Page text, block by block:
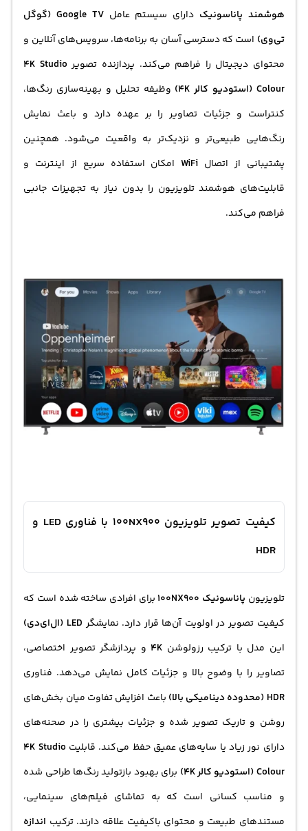
هوشمند پاناسونیک دارای سیستم عامل
Google TV (گوگل
تی‌وی) است که دسترسی آسان به برنامه‌ها، سرویس‌های آنلاین و
محتوای دیجیتال را فراهم می‌کند. پردازنده تصویر 4K Studio
Colour (استودیو کالر 4K)
وظیفه تحلیل و بهینه‌سازی رنگ‌ها،
کنتراست و جزئیات تصاویر را بر عهده دارد و باعث نمایش
رنگ‌هایی طبیعی‌تر و نزدیک‌تر به واقعیت می‌شود. همچنین
پشتیبانی از اتصال WiFiامکان استفاده سریع از اینترنت و
قابلیت‌های هوشمند تلویزیون را بدون نیاز به تجهیزات جانبی
فراهم می‌کند.
کیفیت تصویر تلویزیون 100NX900 با فناوری LED و
HDR
تلویزیون پاناسونیک 100NX900
برای افرادی ساخته شده است که
کیفیت تصویر در اولویت آن‌ها قرار دارد. نمایشگر LED (ال‌ای‌دی)
این مدل با ترکیب رزولوشن 4K و پردازشگر تصویر اختصاصی،
تصاویر را با وضوح بالا و جزئیات کامل نمایش می‌دهد. فناوری
HDR (محدوده دینامیکی بالا)
باعث افزایش تفاوت میان بخش‌های
روشن و تاریک تصویر شده و جزئیات بیشتری را در صحنه‌های
دارای نور زیاد یا سایه‌های عمیق حفظ می‌کند. قابلیت 4K Studio
Colour (استودیو کالر 4K)
برای بهبود بازتولید رنگ‌ها طراحی شده
و مناسب کسانی است که به تماشای فیلم‌های سینمایی،
مستندهای طبیعت و محتوای باکیفیت علاقه دارند. ترکیب اندازه